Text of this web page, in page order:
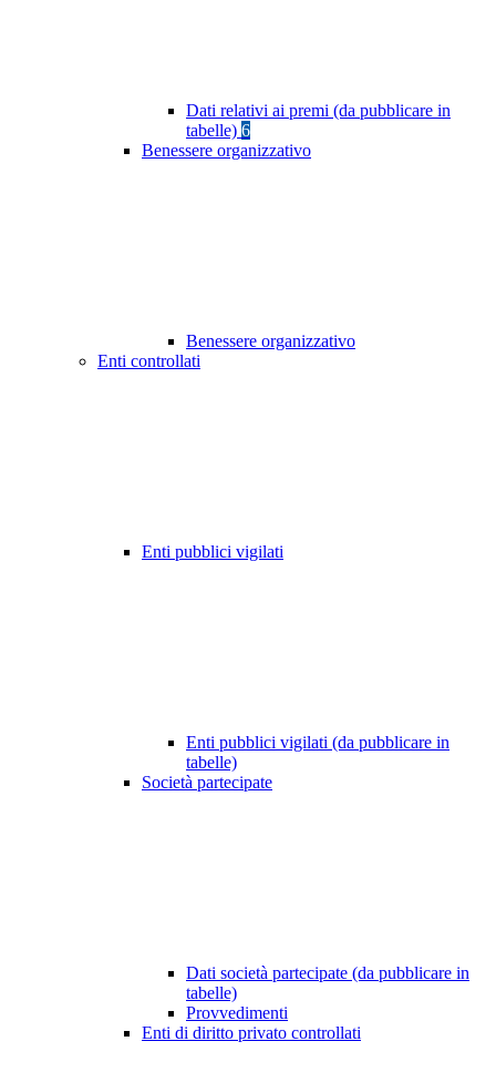
Dati relativi ai premi (da pubblicare in
tabelle) 6
Benessere organizzativo
Benessere organizzativo
Enti controllati
Enti pubblici vigilati
Enti pubblici vigilati (da pubblicare in
tabelle)
Società partecipate
Dati società partecipate (da pubblicare in
tabelle)
Provvedimenti
Enti di diritto privato controllati